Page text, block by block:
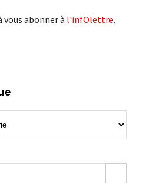
vous abonner à l'infOlettre.
Search Button